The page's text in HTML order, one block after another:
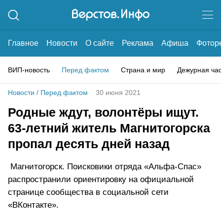
Главное Новости О сайте Реклама Афиша
ВИП-новость Перед фактом Страна и мир Дежурная
Новости / Перед фактом 30 июня 2021
Родные ждут, волонтёры ищут.
63-летний житель Магнитогорска
пропал десять дней назад
Магнитогорск. Поисковики отряда «Альфа-Спас»
распространили ориентировку на официальной
странице сообщества в социальной сети
«ВКонтакте».